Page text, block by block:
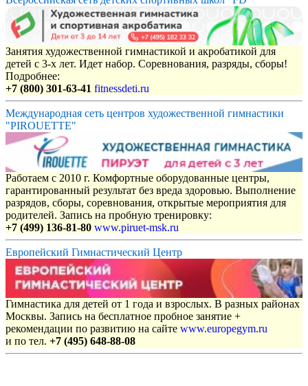
Занятия художественной гимнастикой и акробатикой для
детей с 3-х лет. Идет набор. Соревнования, разряды, сборы!
Подробнее:
+7 (800) 301-63-41 fitnessdeti.ru
Международная сеть центров художественной гимнастики
"PIROUETTE"
Работаем с 2010 г. Комфортные оборудованные центры,
гарантированный результат без вреда здоровью. Выполнение
разрядов, сборы, соревнования, открытые мероприятия для
родителей. Запись на пробную тренировку:
+7 (499) 136-81-80 www.piruet-msk.ru
Европейский Гимнастический Центр
Гимнастика для детей от 1 года и взрослых. В разных районах
Москвы. Запись на бесплатное пробное занятие +
рекомендации по развитию на сайте www.europegym.ru
и по тел. +7 (495) 648-88-08